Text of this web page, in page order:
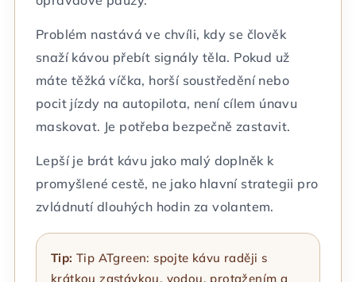
Problém nastává ve chvíli, kdy se člověk
snaží kávou přebít signály těla. Pokud už
máte těžká víčka, horší soustředění nebo
pocit jízdy na autopilota, není cílem únavu
maskovat. Je potřeba bezpečně zastavit.
Lepší je brát kávu jako malý doplněk k
promyšlené cestě, ne jako hlavní strategii pro
zvládnutí dlouhých hodin za volantem.
Tip: Tip ATgreen: spojte kávu raději s
krátkou zastávkou, vodou, protažením a